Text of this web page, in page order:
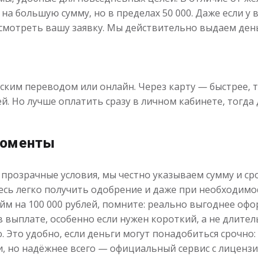
большую сумму, но в пределах 50 000. Даже если у
вашу заявку. Мы действительно выдаем
переводом или онлайн. Через карту — быстрее,
Но лучше оплатить сразу в личном кабинете, тогда
условия, мы честно указываем сумму и
легко получить одобрение и даже при
на 100 000 рублей, помните: реально выгоднее
особенно если нужен короткий, а не
удобно, если деньги могут понадобиться
но надёжнее всего — официальный сервис с